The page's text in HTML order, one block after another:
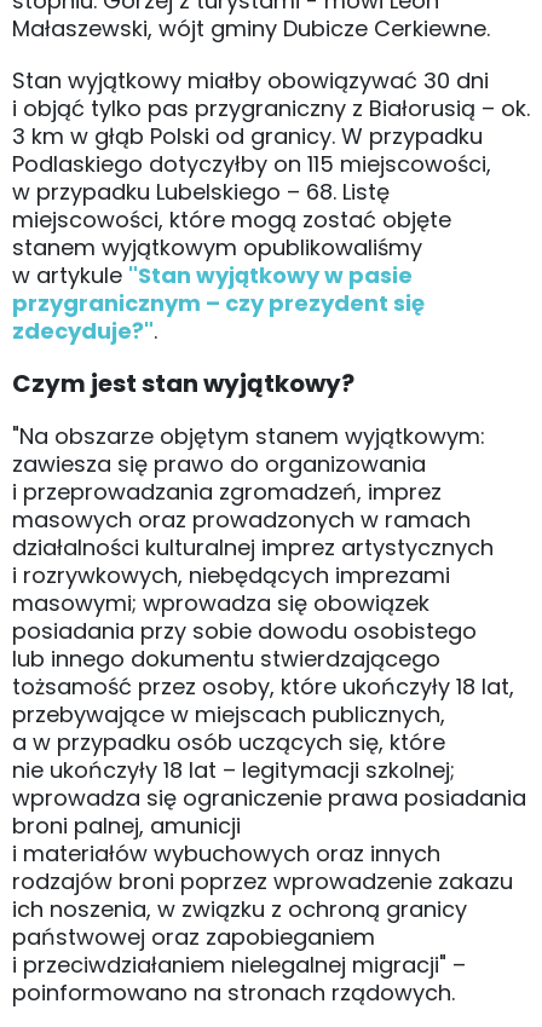
Małaszewski, wójt gminy Dubicze Cerkiewne.
Stan wyjątkowy miałby obowiązywać 30 dni
i objąć tylko pas przygraniczny z Białorusią – ok.
3 km w głąb Polski od granicy. W przypadku
Podlaskiego dotyczyłby on 115 miejscowości,
w przypadku Lubelskiego – 68. Listę
miejscowości, które mogą zostać objęte
stanem wyjątkowym opublikowaliśmy
w artykule "Stan wyjątkowy w pasie
przygranicznym – czy prezydent się
zdecyduje?".
Czym jest stan wyjątkowy?
"Na obszarze objętym stanem wyjątkowym:
zawiesza się prawo do organizowania
i przeprowadzania zgromadzeń, imprez
masowych oraz prowadzonych w ramach
działalności kulturalnej imprez artystycznych
i rozrywkowych, niebędących imprezami
masowymi; wprowadza się obowiązek
posiadania przy sobie dowodu osobistego
lub innego dokumentu stwierdzającego
tożsamość przez osoby, które ukończyły 18 lat,
przebywające w miejscach publicznych,
a w przypadku osób uczących się, które
nie ukończyły 18 lat – legitymacji szkolnej;
wprowadza się ograniczenie prawa posiadania
broni palnej, amunicji
i materiałów wybuchowych oraz innych
rodzajów broni poprzez wprowadzenie zakazu
ich noszenia, w związku z ochroną granicy
państwowej oraz zapobieganiem
i przeciwdziałaniem nielegalnej migracji" –
poinformowano na stronach rządowych.